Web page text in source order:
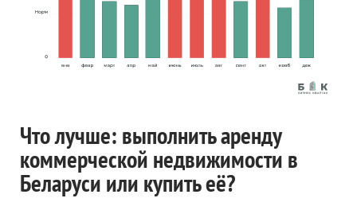
Что лучше: выполнить аренду
коммерческой недвижимости в
Беларуси или купить её?